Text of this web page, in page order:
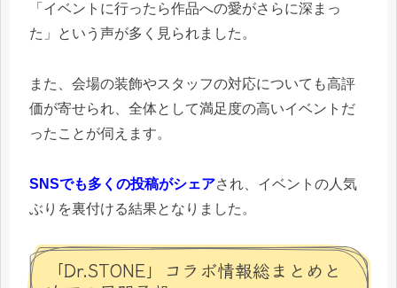
「イベントに行ったら作品への愛がさらに深まっ
た」という声が多く見られました。
また、会場の装飾やスタッフの対応についても高評
価が寄せられ、全体として満足度の高いイベントだ
ったことが伺えます。
SNSでも多くの投稿がシェアされ、イベントの人気
ぶりを裏付ける結果となりました。
「Dr.STONE」コラボ情報総まとめと